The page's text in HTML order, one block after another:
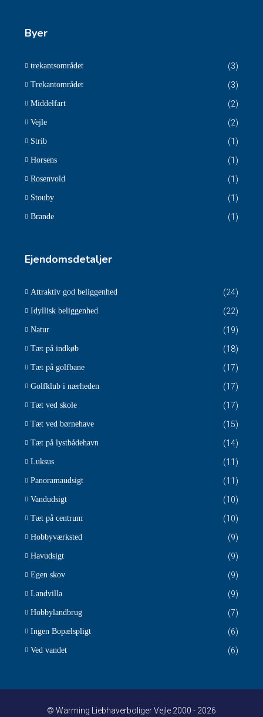
Byer
trekantsområdet (3)
Trekantområdet (3)
Middelfart (2)
Vejle (2)
Strib (1)
Horsens (1)
Rosenvold (1)
Stouby (1)
Brande (1)
Ejendomsdetaljer
Attraktiv god beliggenhed (24)
Idyllisk beliggenhed (22)
Natur (19)
Tæt på indkøb (18)
Tæt på golfbane (17)
Golfklub i nærheden (17)
Tæt ved skole (17)
Tæt ved børnehave (15)
Tæt på lystbådehavn (14)
Luksus (11)
Panoramaudsigt (11)
Vandudsigt (10)
Tæt på centrum (10)
Hobbyværksted (9)
Havudsigt (9)
Egen skov (9)
Landvilla (9)
Hobbylandbrug (7)
Ingen Bopælspligt (6)
Ved vandet (6)
© Warming Liebhaverboliger Vejle 2000 - 2026